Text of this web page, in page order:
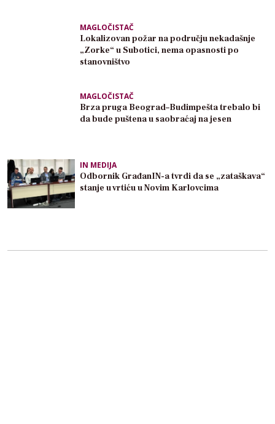
MAGLOČISTAČ
Lokalizovan požar na području nekadašnje
„Zorke“ u Subotici, nema opasnosti po
stanovništvo
MAGLOČISTAČ
Brza pruga Beograd–Budimpešta trebalo bi
da bude puštena u saobraćaj na jesen
IN MEDIJA
Odbornik GrađanIN-a tvrdi da se „zataškava“
stanje u vrtiću u Novim Karlovcima